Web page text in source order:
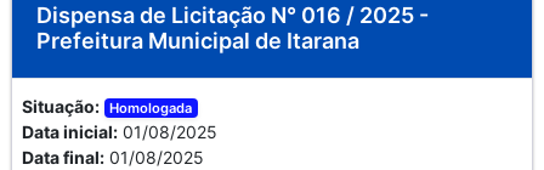
Dispensa de Licitação N° 016 / 2025 -
Prefeitura Municipal de Itarana
Situação: Homologada
Data inicial: 01/08/2025
Data final: 01/08/2025